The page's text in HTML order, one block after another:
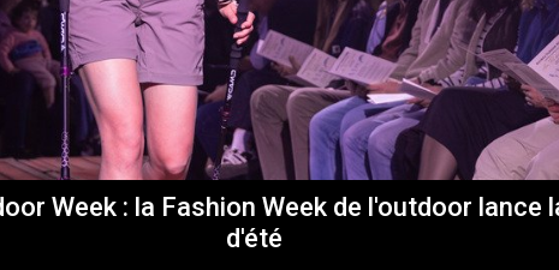
Week : la Fashion Week de l'outdoor lance
d'été